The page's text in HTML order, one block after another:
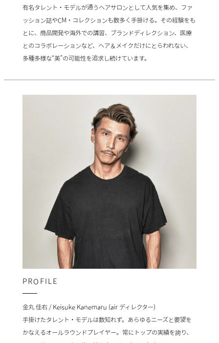
有名タレント・モデルが通うヘアサロンとして人気を集め、ファ
ッション誌やCM・コレクションも数多く手掛ける。その経験をも
とに、商品開発や海外での講習、ブランドディレクション、医療
とのコラボレーションなど、ヘア＆メイクだけにとらわれない、
多種多様な“美”の可能性を追求し続けています。
PROFILE
金丸 佳右 / Keisuke Kanemaru (air ディレクター)
手掛けたタレント・モデルは数知れず。あらゆるニーズと要望を
かなえるオールラウンドプレイヤー。常にトップの実績を誇り、